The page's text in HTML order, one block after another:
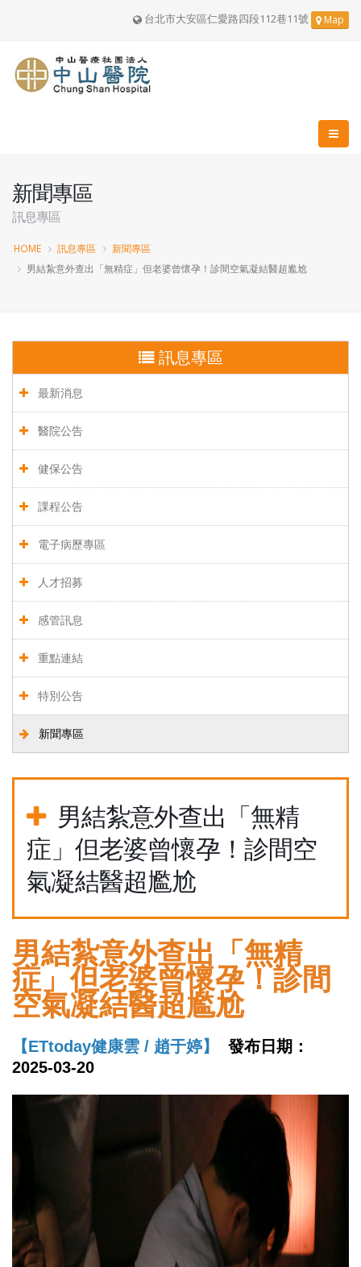
台北市大安區仁愛路四段112巷11號 Map
新聞專區
訊息專區
HOME 訊息專區
新聞專區
男結紮意外查出「無精症」但老婆曾懷孕！診間空氣凝結醫超尷尬
訊息專區
最新消息
醫院公告
健保公告
課程公告
電子病歷專區
人才招募
感管訊息
重點連結
特別公告
新聞專區
男結紮意外查出「無精
症」但老婆曾懷孕！診間空
氣凝結醫超尷尬
男結紮意外查出「無精
症」但老婆曾懷孕！診間
空氣凝結醫超尷尬
【ETtoday健康雲 / 趙于婷】
發布日期：
2025-03-20